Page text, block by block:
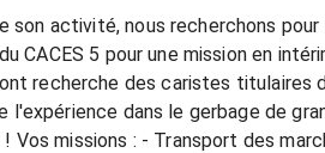
son activité, nous recherchons
CACES 5 pour une mission en
recherche des caristes titulaires
l'expérience dans le gerbage de
missions : - Transport des